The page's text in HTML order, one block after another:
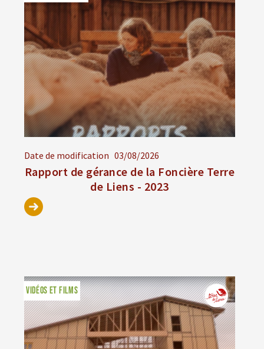
Date de modification 03/08/2026
Rapport de gérance de la Foncière Terre
de Liens - 2023
VIDÉOS ET FILMS